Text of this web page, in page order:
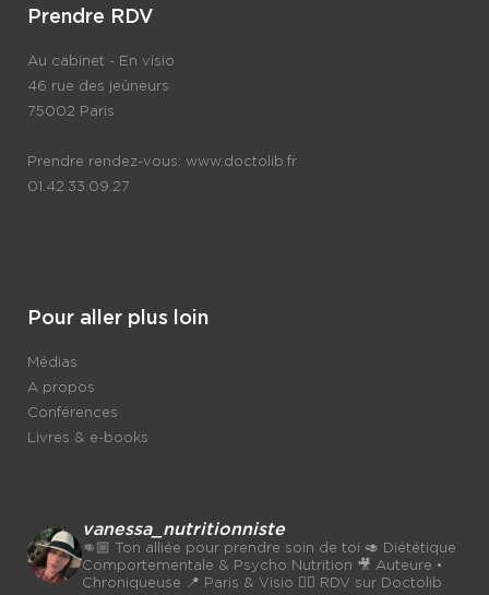
Prendre RDV
Au cabinet - En visio
46 rue des jeûneurs
75002 Paris
Prendre rendez-vous: www.doctolib.fr
01.42.33.09.27
Pour aller plus loin
Médias
A propos
Conférences
Livres & e-books
vanessa_nutritionniste
👊🏼 Ton alliée pour prendre soin de toi 🥑 Diététique
Comportementale & Psycho Nutrition 🎥 Auteure •
Chroniqueuse 📍 Paris & Visio 👉🏼 RDV sur Doctolib